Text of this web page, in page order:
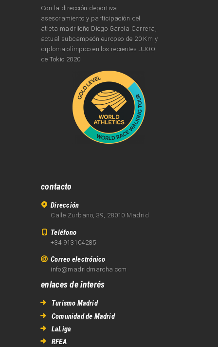
Con la dirección deportiva,
asesoramiento y participación del
atleta madrileño Diego García Carrera,
actual subcampeón europeo de 20 Km y
diploma olímpico en los recientes JJOO
de Tokio 2020.
contacto
Dirección
Calle Zurbano, 39, 28010 Madrid
Teléfono
+34 913104285
Correo electrónico
info@madridmarcha.com
enlaces de interés
Turismo Madrid
Comunidad de Madrid
LaLiga
RFEA